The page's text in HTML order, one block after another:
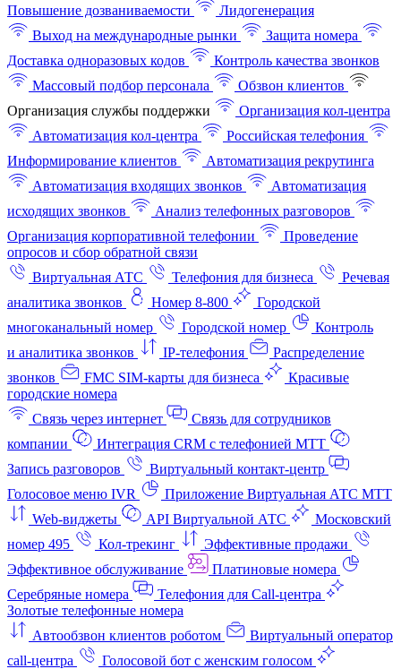
Повышение дозваниваемости
Лидогенерация
Выход на международные рынки
Защита номера
Доставка одноразовых кодов
Контроль качества звонков
Массовый подбор персонала
Обзвон клиентов
Организация службы поддержки
Организация кол-центра
Автоматизация кол-центра
Российская телефония
Информирование клиентов
Автоматизация рекрутинга
Автоматизация входящих звонков
Автоматизация
исходящих звонков
Анализ телефонных разговоров
Организация корпоративной телефонии
Проведение
опросов и сбор обратной связи
Виртуальная АТС
Телефония для бизнеса
Речевая
аналитика звонков
Номер 8-800
Городской
многоканальный номер
Городской номер
Контроль
и аналитика звонков
IP-телефония
Распределение
звонков
FMC SIM-карты для бизнеса
Красивые
городские номера
Связь через интернет
Связь для сотрудников
компании
Интеграция CRM с телефонией МТТ
Запись разговоров
Виртуальный контакт‑центр
Голосовое меню IVR
Приложение Виртуальная АТС МТТ
Web-виджеты
API Виртуальной АТС
Московский
номер 495
Кол-трекинг
Эффективные продажи
Эффективное обслуживание
Платиновые номера
Серебряные номера
Телефония для Call-центра
Золотые телефонные номера
Автообзвон клиентов роботом
Виртуальный оператор
call-центра
Голосовой бот с женским голосом